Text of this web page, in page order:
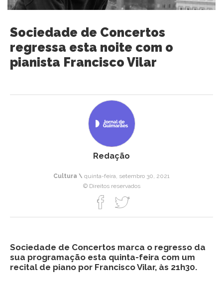
Sociedade de Concertos
regressa esta noite com o
pianista Francisco Vilar
Redação
Cultura \ quinta-feira, setembro 30, 2021
© Direitos reservados
Sociedade de Concertos marca o regresso da
sua programação esta quinta-feira com um
recital de piano por Francisco Vilar, às 21h30.